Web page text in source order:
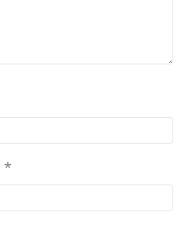
*